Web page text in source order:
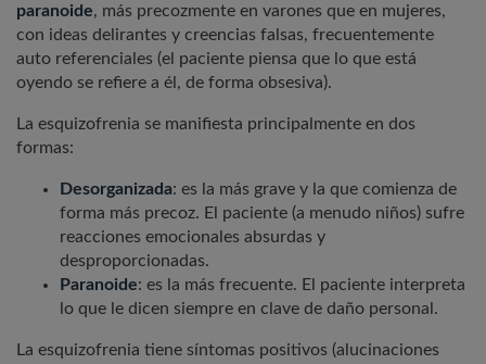
paranoide, más precozmente en varones que en mujeres,
con ideas delirantes y creencias falsas, frecuentemente
auto referenciales (el paciente piensa que lo que está
oyendo se refiere a él, de forma obsesiva).
La esquizofrenia se manifiesta principalmente en dos
formas:
Desorganizada: es la más grave y la que comienza de
forma más precoz. El paciente (a menudo niños) sufre
reacciones emocionales absurdas y
desproporcionadas.
Paranoide: es la más frecuente. El paciente interpreta
lo que le dicen siempre en clave de daño personal.
La esquizofrenia tiene síntomas positivos (alucinaciones